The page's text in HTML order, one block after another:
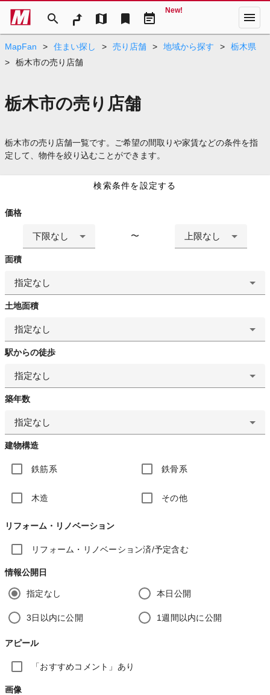
search map bookmark event_note
New! menu
MapFan > 住まい探し > 売り店舗 > 地域から探す >
栃木県
>
栃木市の売り店舗
栃木市の売り店舗
栃木市の売り店舗一覧です。ご希望の間取りや家賃などの条件を指
定して、物件を絞り込むことができます。
検索条件を設定する
価格
下限なし 〜 上限なし
面積
指定なし
土地面積
指定なし
駅からの徒歩
指定なし
築年数
指定なし
建物構造
鉄筋系 鉄骨系
木造 その他
リフォーム・リノベーション
リフォーム・リノベーション済/予定含む
情報公開日
指定なし 本日公開
3日以内に公開 1週間以内に公開
アピール
「おすすめコメント」あり
画像